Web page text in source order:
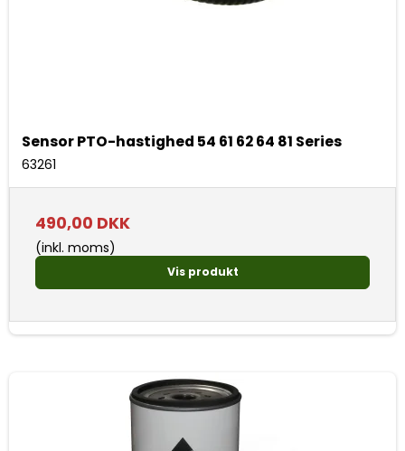
Sensor PTO-hastighed 54 61 62 64 81 Series
63261
490,00 DKK
(inkl. moms)
Vis produkt